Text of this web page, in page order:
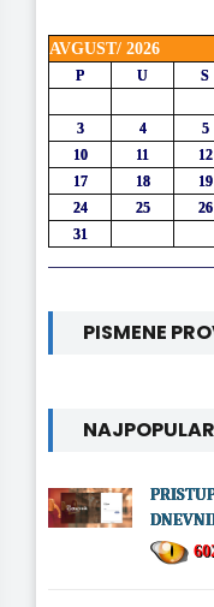
AVGUST/ 2026
P U S
3
4 5
10
11 12
17
18 19
24
25 26
31
PISMENE